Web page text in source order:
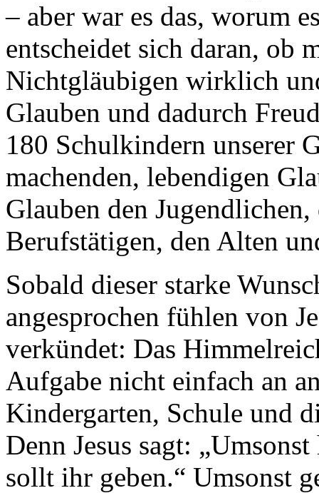
– aber war es das, worum
entscheidet sich daran, ob
Nichtgläubigen wirklich
Glauben und dadurch
180 Schulkindern unserer
machenden, lebendigen
Glauben den
Berufstätigen, den Alten
Sobald dieser starke
angesprochen fühlen von
verkündet: Das
Aufgabe nicht einfach an
Kindergarten, Schule und
Denn Jesus sagt:
sollt ihr geben.“ Umsonst